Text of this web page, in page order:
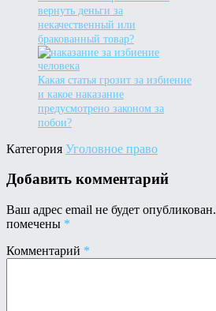
вернуть деньги за
некачественный или
бракованный товар?
Какая статья грозит за избиение
и какое наказание
предусмотрено законом за
побои?
Категория Уголовное право
Добавить комментарий
Ваш адрес email не будет опубликован.
помечены *
Комментарий *